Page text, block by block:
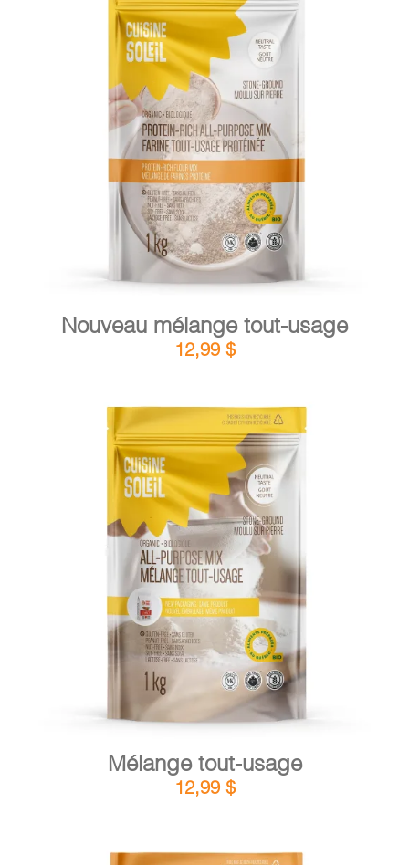
PANIER
EN
AJOUTER AU PANIER / DÉTAILS
Nouveau mélange tout-usage
12,99 $
AJOUTER AU PANIER / DÉTAILS
Mélange tout-usage
12,99 $